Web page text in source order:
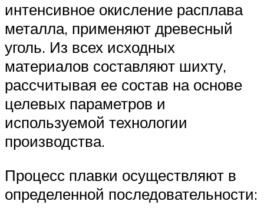
интенсивное окисление расплава
металла, применяют древесный
уголь. Из всех исходных
материалов составляют шихту,
рассчитывая ее состав на основе
целевых параметров и
используемой технологии
производства.
Процесс плавки осуществляют в
определенной последовательности: